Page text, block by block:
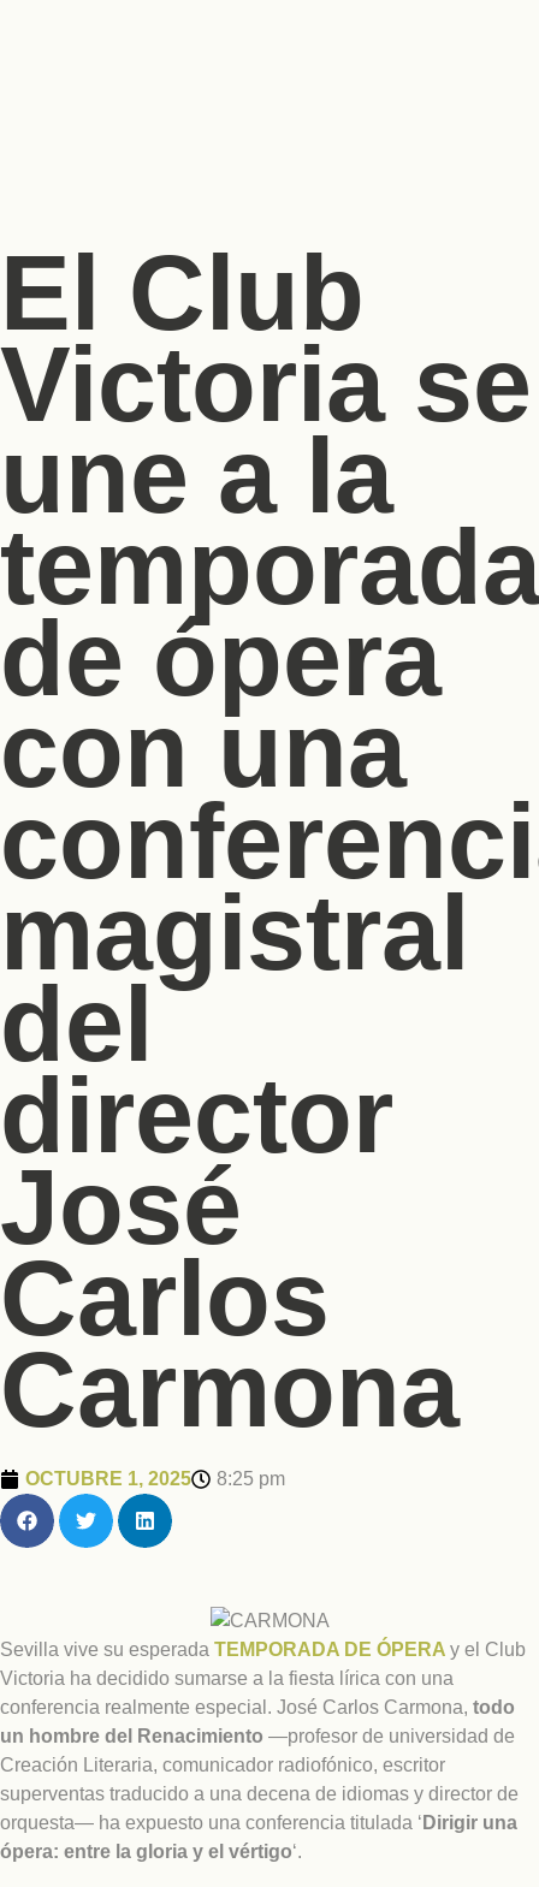
El Club
Victoria se
une a la
de ópera
con una
magistral
del
director
José
Carlos
Carmona
OCTUBRE 1, 2025 8:25 pm
Sevilla vive su esperada TEMPORADA DE ÓPERA y el Club
Victoria ha decidido sumarse a la fiesta lírica con una
conferencia realmente especial. José Carlos Carmona, todo
un hombre del Renacimiento —profesor de universidad de
Creación Literaria, comunicador radiofónico, escritor
superventas traducido a una decena de idiomas y director de
orquesta— ha expuesto una conferencia titulada ‘ Dirigir una
ópera: entre la gloria y el vértigo‘.